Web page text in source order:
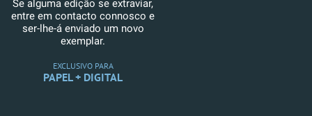
Se alguma edição se extraviar,
entre em contacto connosco e
ser-lhe-á enviado um novo
exemplar.
EXCLUSIVO PARA
PAPEL + DIGITAL